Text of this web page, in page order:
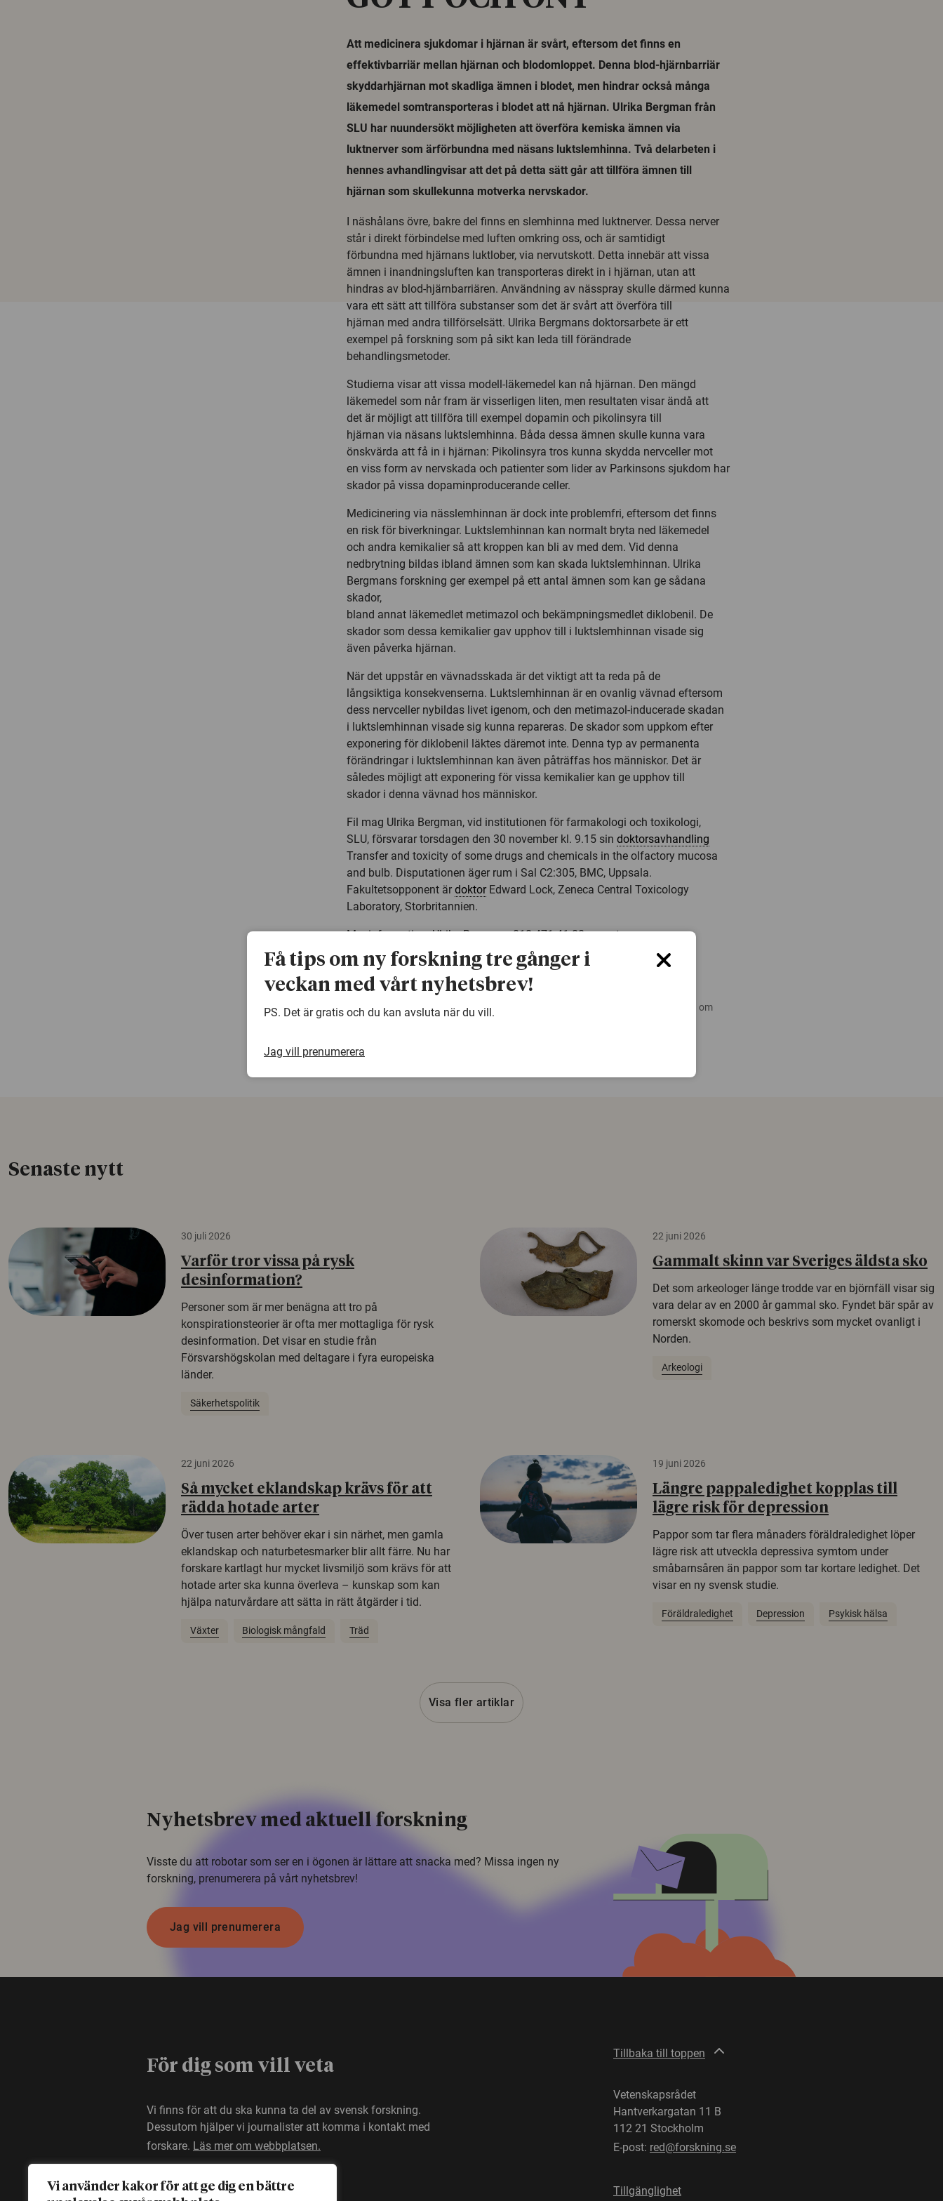
Vi använder kakor för att ge dig en bättre
Att medicinera sjukdomar i hjärnan är svårt, eftersom det finns en
effektivbarriär mellan hjärnan och blodomloppet. Denna blod-hjärnbarriär
skyddarhjärnan mot skadliga ämnen i blodet, men hindrar också många
läkemedel somtransporteras i blodet att nå hjärnan. Ulrika Bergman från
SLU har nuundersökt möjligheten att överföra kemiska ämnen via
luktnerver som ärförbundna med näsans luktslemhinna. Två delarbeten i
hennes avhandlingvisar att det på detta sätt går att tillföra ämnen till
hjärnan som skullekunna motverka nervskador.
I näshålans övre, bakre del finns en slemhinna med luktnerver. Dessa nerver
står i direkt förbindelse med luften omkring oss, och är samtidigt
förbundna med hjärnans luktlober, via nervutskott. Detta innebär att vissa
ämnen i inandningsluften kan transporteras direkt in i hjärnan, utan att
hindras av blod-hjärnbarriären. Användning av nässpray skulle därmed kunna
vara ett sätt att tillföra substanser som det är svårt att överföra till
hjärnan med andra tillförselsätt. Ulrika Bergmans doktorsarbete är ett
exempel på forskning som på sikt kan leda till förändrade
behandlingsmetoder.
Studierna visar att vissa modell-läkemedel kan nå hjärnan. Den mängd
läkemedel som når fram är visserligen liten, men resultaten visar ändå att
det är möjligt att tillföra till exempel dopamin och pikolinsyra till
hjärnan via näsans luktslemhinna. Båda dessa ämnen skulle kunna vara
önskvärda att få in i hjärnan: Pikolinsyra tros kunna skydda nervceller mot
en viss form av nervskada och patienter som lider av Parkinsons sjukdom har
skador på vissa dopaminproducerande celler.
Medicinering via nässlemhinnan är dock inte problemfri, eftersom det finns
en risk för biverkningar. Luktslemhinnan kan normalt bryta ned läkemedel
och andra kemikalier så att kroppen kan bli av med dem. Vid denna
nedbrytning bildas ibland ämnen som kan skada luktslemhinnan. Ulrika
Bergmans forskning ger exempel på ett antal ämnen som kan ge sådana
skador,
bland annat läkemedlet metimazol och bekämpningsmedlet diklobenil. De
skador som dessa kemikalier gav upphov till i luktslemhinnan visade sig
även påverka hjärnan.
När det uppstår en vävnadsskada är det viktigt att ta reda på de
långsiktiga konsekvenserna. Luktslemhinnan är en ovanlig vävnad eftersom
dess nervceller nybildas livet igenom, och den metimazol-inducerade skadan
i luktslemhinnan visade sig kunna repareras. De skador som uppkom efter
exponering för diklobenil läktes däremot inte. Denna typ av permanenta
förändringar i luktslemhinnan kan även påträffas hos människor. Det är
således möjligt att exponering för vissa kemikalier kan ge upphov till
skador i denna vävnad hos människor.
Fil mag Ulrika Bergman, vid institutionen för farmakologi och toxikologi,
SLU, försvarar torsdagen den 30 november kl. 9.15 sin doktorsavhandling
Transfer and toxicity of some drugs and chemicals in the olfactory mucosa
and bulb. Disputationen äger rum i Sal C2:305, BMC, Uppsala.
Fakultetsopponent är doktorEdward Lock, Zeneca Central Toxicology
Laboratory, Storbritannien.
Mer information: Ulrika Bergman, 018-471 41 88, e-post:
Ulrika.Bergman@farmtox.slu.se
Denna artikel är några år gammal och det kan finnas nyare forskning om
Senaste nytt
30 juli 2026
Varför tror vissa på rysk
desinformation?
Personer som är mer benägna att tro på
konspirationsteorier är ofta mer mottagliga för rysk
desinformation. Det visar en studie från
Försvarshögskolan med deltagare i fyra europeiska
länder.
Säkerhetspolitik
22 juni 2026
Gammalt skinn var Sveriges äldsta sko
Det som arkeologer länge trodde var en björnfäll visar sig
vara delar av en 2000 år gammal sko. Fyndet bär spår av
romerskt skomode och beskrivs som mycket ovanligt i
Norden.
Arkeologi
22 juni 2026
Så mycket eklandskap krävs för att
rädda hotade arter
Över tusen arter behöver ekar i sin närhet, men gamla
eklandskap och naturbetesmarker blir allt färre. Nu har
forskare kartlagt hur mycket livsmiljö som krävs för att
hotade arter ska kunna överleva – kunskap som kan
hjälpa naturvårdare att sätta in rätt åtgärder i tid.
Växter Biologisk mångfald Träd
19 juni 2026
Längre pappaledighet kopplas till
lägre risk för depression
Pappor som tar flera månaders föräldraledighet löper
lägre risk att utveckla depressiva symtom under
småbarnsåren än pappor som tar kortare ledighet. Det
visar en ny svensk studie.
Föräldraledighet Depression Psykisk hälsa
Visa fler artiklar
Nyhetsbrev med aktuell forskning
Visste du att robotar som ser en i ögonen är lättare att snacka med? Missa ingen ny
forskning, prenumerera på vårt nyhetsbrev!
Jag vill prenumerera
För dig som vill veta
Vi finns för att du ska kunna ta del av svensk forskning.
Dessutom hjälper vi journalister att komma i kontakt med
forskare. Läs mer om webbplatsen.
Tillbaka till toppen
Vetenskapsrådet
Hantverkargatan 11 B
112 21 Stockholm
E-post: red@forskning.se
Tillgänglighet
Få tips om ny forskning tre gånger i
veckan med vårt nyhetsbrev!
PS. Det är gratis och du kan avsluta när du vill.
Jag vill prenumerera